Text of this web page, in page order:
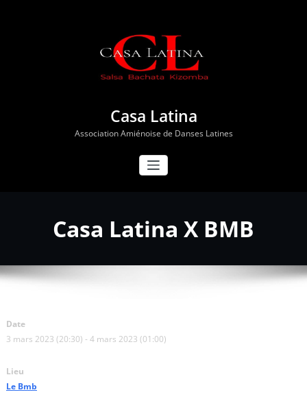
Casa Latina
Association Amiénoise de Danses Latines
Casa Latina X BMB
Date
3 mars 2023 (20:30) - 4 mars 2023 (01:00)
Lieu
Le Bmb